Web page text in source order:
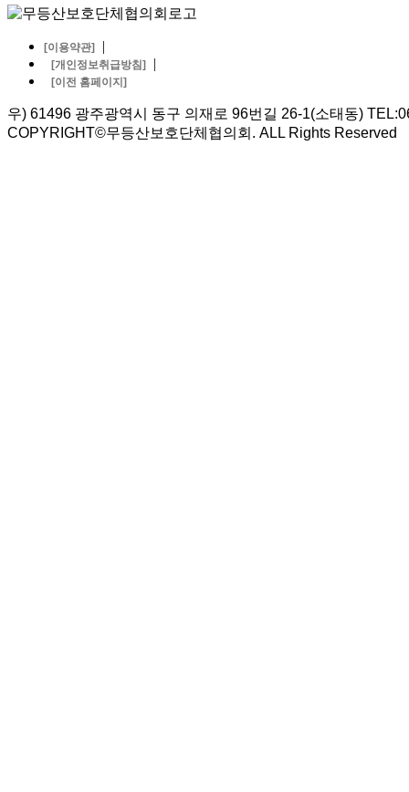
[이용약관] |
[개인정보취급방침] |
[이전 홈페이지]
우) 61496 광주광역시 동구 의재로 96번길 26-1(소태동)
COPYRIGHT©무등산보호단체협의회. ALL Rights Reserved